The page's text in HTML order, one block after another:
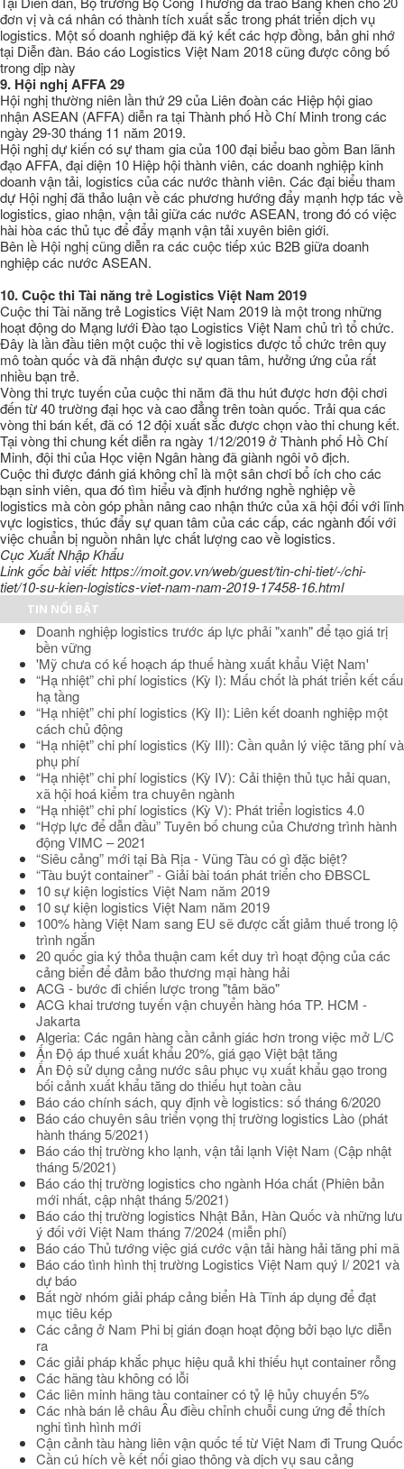
đơn vị và cá nhân có thành tích xuất sắc trong phát triển dịch vụ
logistics. Một số doanh nghiệp đã ký kết các hợp đồng, bản ghi nhớ
tại Diễn đàn. Báo cáo Logistics Việt Nam 2018 cũng được công bố
trong dịp này
9. Hội nghị AFFA 29
Hội nghị thường niên lần thứ 29 của Liên đoàn các Hiệp hội giao
nhận ASEAN (AFFA) diễn ra tại Thành phố Hồ Chí Minh trong các
ngày 29-30 tháng 11 năm 2019.
Hội nghị dự kiến có sự tham gia của 100 đại biểu bao gồm Ban lãnh
đạo AFFA, đại diện 10 Hiệp hội thành viên, các doanh nghiệp kinh
doanh vận tải, logistics của các nước thành viên. Các đại biểu tham
dự Hội nghị đã thảo luận về các phương hướng đẩy mạnh hợp tác về
logistics, giao nhận, vận tải giữa các nước ASEAN, trong đó có việc
hài hòa các thủ tục để đẩy mạnh vận tải xuyên biên giới.
Bên lề Hội nghị cũng diễn ra các cuộc tiếp xúc B2B giữa doanh
nghiệp các nước ASEAN.
10.Cuộc thi Tài năng trẻ Logistics Việt Nam 2019
Cuộc thi Tài năng trẻ Logistics Việt Nam 2019 là một trong những
hoạt động do Mạng lưới Đào tạo Logistics Việt Nam chủ trì tổ chức.
Đây là lần đầu tiên một cuộc thi về logistics được tổ chức trên quy
mô toàn quốc và đã nhận được sự quan tâm, hưởng ứng của rất
nhiều bạn trẻ.
Vòng thi trực tuyến của cuộc thi năm đã thu hút được hơn đội chơi
đến từ 40 trường đại học và cao đẳng trên toàn quốc. Trải qua các
vòng thi bán kết, đã có 12 đội xuất sắc được chọn vào thi chung kết.
Tại vòng thi chung kết diễn ra ngày 1/12/2019 ở Thành phố Hồ Chí
Minh, đội thi của Học viện Ngân hàng đã giành ngôi vô địch.
Cuộc thi được đánh giá không chỉ là một sân chơi bổ ích cho các
bạn sinh viên, qua đó tìm hiểu và định hướng nghề nghiệp về
logistics mà còn góp phần nâng cao nhận thức của xã hội đối với lĩnh
vực logistics, thúc đẩy sự quan tâm của các cấp, các ngành đối với
việc chuẩn bị nguồn nhân lực chất lượng cao về logistics.
Cục Xuất Nhập Khẩu
Link gốc bài viết: https://moit.gov.vn/web/guest/tin-chi-tiet/-/chi-
tiet/10-su-kien-logistics-viet-nam-nam-2019-17458-16.html
TIN NỔI BẬT
Doanh nghiệp logistics trước áp lực phải "xanh" để tạo giá trị
bền vững
'Mỹ chưa có kế hoạch áp thuế hàng xuất khẩu Việt Nam'
“Hạ nhiệt” chi phí logistics (Kỳ I): Mấu chốt là phát triển kết cấu
hạ tầng
“Hạ nhiệt” chi phí logistics (Kỳ II): Liên kết doanh nghiệp một
cách chủ động
“Hạ nhiệt” chi phí logistics (Kỳ III): Cần quản lý việc tăng phí và
phụ phí
“Hạ nhiệt” chi phí logistics (Kỳ IV): Cải thiện thủ tục hải quan,
xã hội hoá kiểm tra chuyên ngành
“Hạ nhiệt” chi phí logistics (Kỳ V): Phát triển logistics 4.0
“Hợp lực để dẫn đầu” Tuyên bố chung của Chương trình hành
động VIMC – 2021
“Siêu cảng” mới tại Bà Rịa - Vũng Tàu có gì đặc biệt?
“Tàu buýt container” - Giải bài toán phát triển cho ĐBSCL
10 sự kiện logistics Việt Nam năm 2019
10 sự kiện logistics Việt Nam năm 2019
100% hàng Việt Nam sang EU sẽ được cắt giảm thuế trong lộ
trình ngắn
20 quốc gia ký thỏa thuận cam kết duy trì hoạt động của các
cảng biển để đảm bảo thương mại hàng hải
ACG - bước đi chiến lược trong "tâm bão"
ACG khai trương tuyến vận chuyển hàng hóa TP. HCM -
Jakarta
Algeria: Các ngân hàng cần cảnh giác hơn trong việc mở L/C
Ấn Độ áp thuế xuất khẩu 20%, giá gạo Việt bật tăng
Ấn Độ sử dụng cảng nước sâu phục vụ xuất khẩu gạo trong
bối cảnh xuất khẩu tăng do thiếu hụt toàn cầu
Báo cáo chính sách, quy định về logistics: số tháng 6/2020
Báo cáo chuyên sâu triển vọng thị trường logistics Lào (phát
hành tháng 5/2021)
Báo cáo thị trường kho lạnh, vận tải lạnh Việt Nam (Cập nhật
tháng 5/2021)
Báo cáo thị trường logistics cho ngành Hóa chất (Phiên bản
mới nhất, cập nhật tháng 5/2021)
Báo cáo thị trường logistics Nhật Bản, Hàn Quốc và những lưu
ý đối với Việt Nam tháng 7/2024 (miễn phí)
Báo cáo Thủ tướng việc giá cước vận tải hàng hải tăng phi mã
Báo cáo tình hình thị trường Logistics Việt Nam quý I/ 2021 và
dự báo
Bất ngờ nhóm giải pháp cảng biển Hà Tĩnh áp dụng để đạt
mục tiêu kép
Các cảng ở Nam Phi bị gián đoạn hoạt động bởi bạo lực diễn
ra
Các giải pháp khắc phục hiệu quả khi thiếu hụt container rỗng
Các hãng tàu không có lỗi
Các liên minh hãng tàu container có tỷ lệ hủy chuyến 5%
Các nhà bán lẻ châu Âu điều chỉnh chuỗi cung ứng để thích
nghi tình hình mới
Cận cảnh tàu hàng liên vận quốc tế từ Việt Nam đi Trung Quốc
Cần cú hích về kết nối giao thông và dịch vụ sau cảng